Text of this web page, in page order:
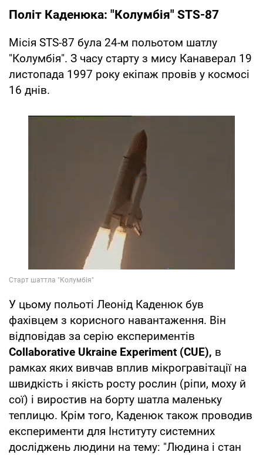
Політ Каденюка: "Колумбія" STS-87
Місія STS-87 була 24-м польотом шатлу
"Колумбія". З часу старту з мису Канаверал 19
листопада 1997 року екіпаж провів у космосі
16 днів.
У цьому польоті Леонід Каденюк був
фахівцем з корисного навантаження. Він
відповідав за серію експериментів
Collaborative Ukraine Experiment (CUE), в
рамках яких вивчав вплив мікрогравітації на
швидкість і якість росту рослин (ріпи, моху й
сої) і виростив на борту шатла маленьку
теплицю. Крім того, Каденюк також проводив
експерименти для Інституту системних
досліджень людини на тему: "Людина і стан